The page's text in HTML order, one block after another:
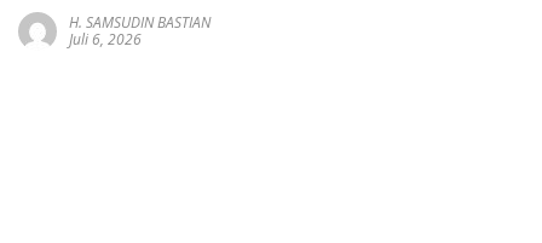
H. SAMSUDIN BASTIAN
Juli 6, 2026